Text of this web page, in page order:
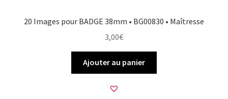
20 Images pour BADGE 38mm • BG00830 • Maîtresse
3,00€
Ajouter au panier